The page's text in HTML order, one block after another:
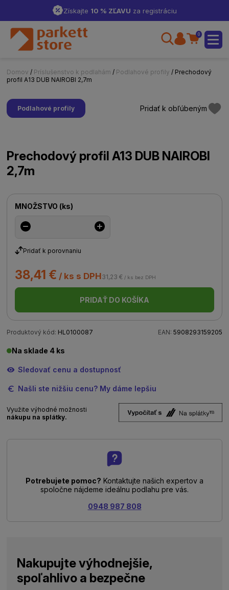
Získajte 10 % ZĽAVU za registráciu
0
Domov / Príslušenstvo k podlahám / Podlahové profily / Prechodový
profil A13 DUB NAIROBI 2,7m
Podlahové profily Pridať k obľúbeným
Prechodový profil A13 DUB NAIROBI
2,7m
MNOŽSTVO (ks)
Pridať k porovnaniu
38,41 € / ks s DPH31,23 € / ks bez DPH
PRIDAŤ DO KOŠÍKA
Produktový kód: HL0100087 EAN: 5908293159205
Na sklade 4 ks
Sledovať cenu a dostupnosť
Našli ste nižšiu cenu? My dáme lepšiu
Využite výhodné možnosti
nákupu na splátky.
Potrebujete pomoc? Kontaktujte našich expertov a
spoločne nájdeme ideálnu podlahu pre vás.
0948 987 808
Nakupujte výhodnejšie,
spoľahlivo a bezpečne